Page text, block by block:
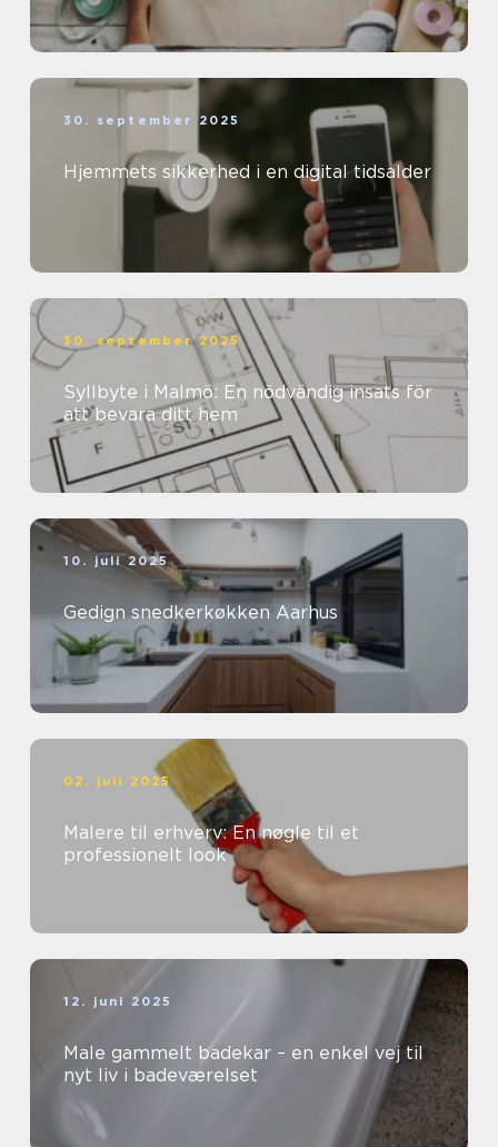
30. september 2025
Hjemmets sikkerhed i en digital tidsalder
30. september 2025
Syllbyte i Malmö: En nödvändig insats för
att bevara ditt hem
10. juli 2025
Gedign snedkerkøkken Aarhus
02. juli 2025
Malere til erhverv: En nøgle til et
professionelt look
12. juni 2025
Male gammelt badekar – en enkel vej til
nyt liv i badeværelset